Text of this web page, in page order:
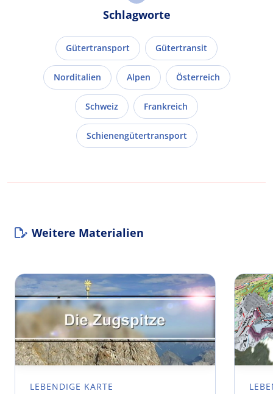
Schlagworte
Gütertransport Gütertransit
Norditalien Alpen Österreich
Schweiz Frankreich
Schienengütertransport
Weitere Materialien
LEBENDIGE KARTE